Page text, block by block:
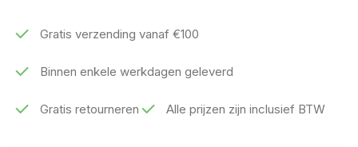
Gratis verzending vanaf €100
Binnen enkele werkdagen geleverd
Gratis retourneren Alle prijzen zijn inclusief BTW